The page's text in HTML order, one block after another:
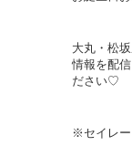
大丸・松
情報を配
ださい♡
※セイレー